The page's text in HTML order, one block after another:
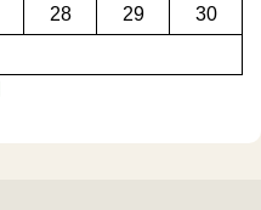
28 29
30